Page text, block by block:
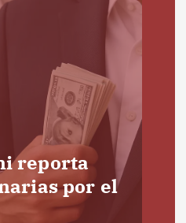
reporta
por el